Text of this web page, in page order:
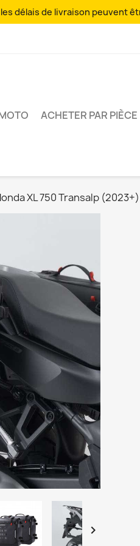
délais de livraison peuvent
ACHETER PAR PIÈCE
XL 750 Transalp (2023+)
